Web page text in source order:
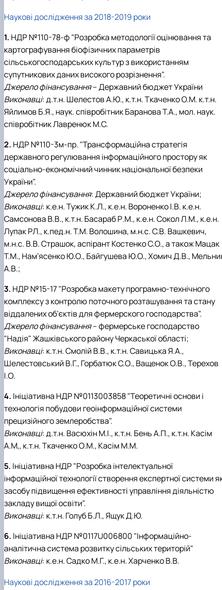
Наукові дослідження за 2018-2019 роки
1. НДР №110-78-ф "Розробка методології оцінювання та
картографування біофізичних параметрів
сільськогосподарських культур з використанням
супутникових даних високого розрізнення".
Джерело фінансування– Державний бюджет України
Виконавці: д.т.н. Шелестов А.Ю., к.т.н. Ткаченко О.М. к.т.н.
Яйлимов Б.Я., наук. співробітник Баранова Т.А., мол. наук.
співробітник Лавренюк М.С.
2. НДР №110-3м-пр. "Трансформаційна стратегія
державного регулювання інформаційного простору як
соціально-економічний чинник національної безпеки
України".
Джерело фінансування: Державний бюджет України;
Виконавці: к.е.н. Тужик К.Л., к.е.н. Вороненко І.В. к.е.н.
Самсонова В.В., к.т.н. Басараб Р.М., к.е.н. Сокол Л.М., к.е.н.
Лупак РЛ., к.пед.н. Т.М. Волошина, м.н.с. С.В. Вашкевич,
м.н.с. В.В. Страшок, аспірант Костенко С.О., а також Мацак
Т.М., Нам'ясенко Ю.О., Байгушева Ю.О., Хомич Д.В.,
А.В.;
3. НДР №15-17 "Розробка макету програмно-технічного
комплексу з контролю поточного розташування та стану
віддалених об'єктів для фермерского господарства".
Джерело фінансування– фермерське господарство
"Надія" Жашківського району Черкаської області;
Виконавці: к.т.н. Смолій В.В., к.т.н. Савицька Я.А.,
Шелестовський В.Г., Горбатюк С.О., Ващенок О.В., Терехов
І.О.
4. Ініціативна НДР №0113003858 "Теоретичні основи і
технологія побудови геоінформаційної системи
прецизійного землеробства".
Виконавці: д.т.н. Васюхін М.І., к.т.н. Бень А.П., к.т.н. Касім
А.М,, к.т.н. Ткаченко О.М., Касім М.М.
5. Ініціативна НДР "Розробка інтелектуальної
інформаційної технології створення експертної системи
засобу підвищення ефективності управління діяльністю
закладу вищої освіти".
Виконавці: к.т.н. Голуб Б.Л., Ящук Д.Ю.
6. Ініціативна НДР №0117U006800 "Інформаційно-
аналітична система розвитку сільських територій"
Виконавці: к.е.н. Садко М.Г., к.е.н. Харченко В.В.
Наукові дослідження за 2016-2017 роки